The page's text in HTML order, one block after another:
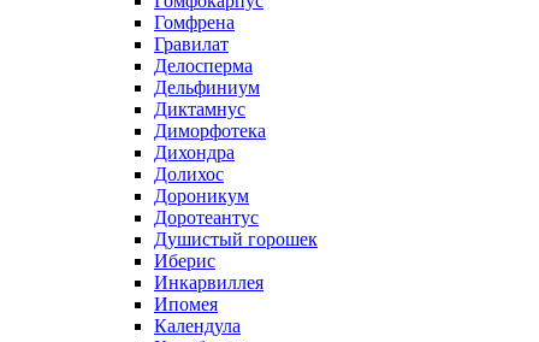
Гомфрена
Гравилат
Делосперма
Дельфиниум
Диктамнус
Диморфотека
Дихондра
Долихос
Дороникум
Доротеантус
Душистый горошек
Иберис
Инкарвиллея
Ипомея
Календула